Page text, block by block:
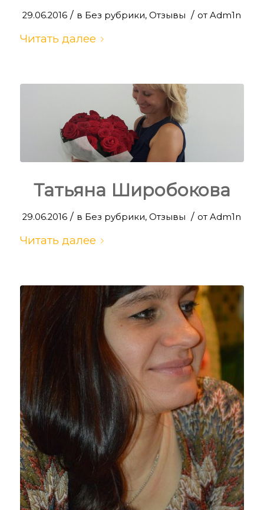
29.06.2016 / в Без рубрики,Отзывы / отAdm1n
Читать далее
Татьяна Широбокова
29.06.2016 / в Без рубрики,Отзывы / отAdm1n
Читать далее